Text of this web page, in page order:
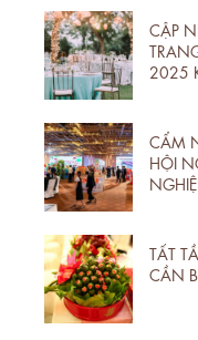
CẬP
2025
CẨM
HỘI
TẤT
CẦN